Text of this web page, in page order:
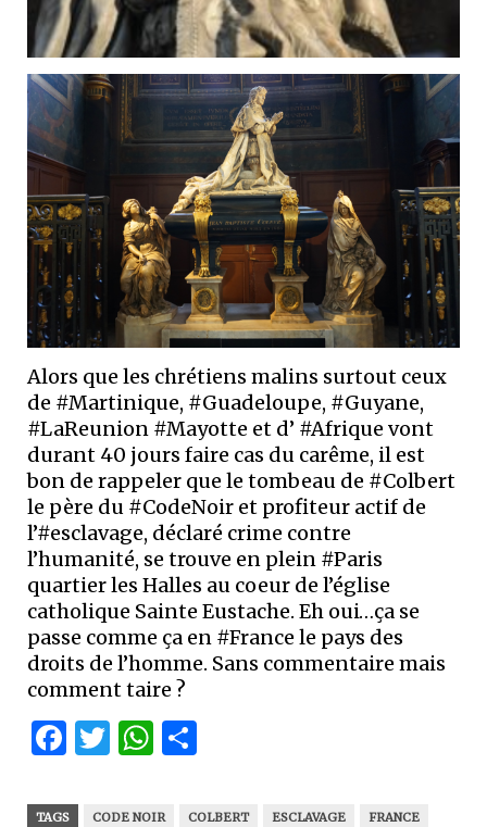
Alors que les chrétiens malins surtout ceux
de #Martinique, #Guadeloupe, #Guyane,
#LaReunion #Mayotte et d’ #Afrique vont
durant 40 jours faire cas du carême, il est
bon de rappeler que le tombeau de #Colbert
le père du #CodeNoir et profiteur actif de
l’#esclavage, déclaré crime contre
l’humanité, se trouve en plein #Paris
quartier les Halles au coeur de l’église
catholique Sainte Eustache. Eh oui…ça se
passe comme ça en #France le pays des
droits de l’homme. Sans commentaire mais
comment taire ?
Facebook
Twitter
WhatsApp
TAGS CODE NOIR COLBERT ESCLAVAGE
FRANCE